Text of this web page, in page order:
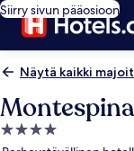
Siirry sivun pääosioon
Näytä kaikki
4.0